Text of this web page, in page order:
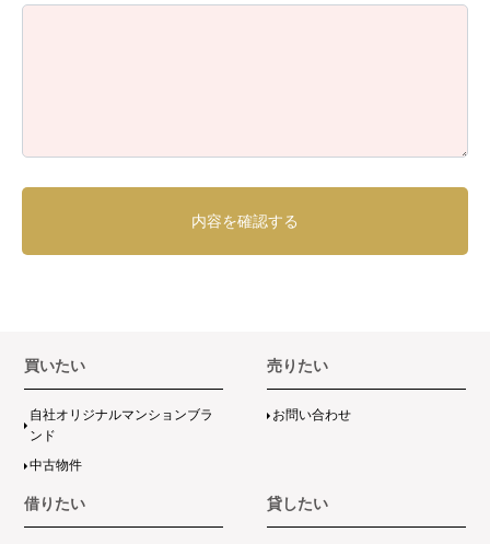
買いたい
自社オリジナルマンションブラ
ンド
中古物件
売りたい
お問い合わせ
借りたい 貸したい